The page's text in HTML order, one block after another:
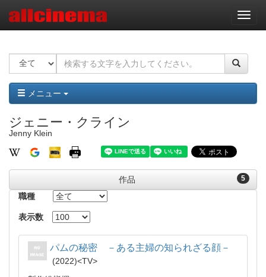
ナ
ビ
ー
ョ
ン
メニュー
ジェニー・クライン
Jenny Klein
5
作品
職種
表示数
パムの秘密 －ある主婦の知られざる顔－
2022
TV